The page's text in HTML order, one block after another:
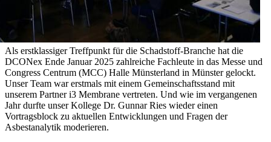
Als erstklassiger Treffpunkt für die Schadstoff-Branche hat die
DCONex Ende Januar 2025 zahlreiche Fachleute in das Messe und
Congress Centrum (MCC) Halle Münsterland in Münster gelockt.
Unser Team war erstmals mit einem Gemeinschaftsstand mit
unserem Partner i3 Membrane vertreten. Und wie im vergangenen
Jahr durfte unser Kollege Dr. Gunnar Ries wieder einen
Vortragsblock zu aktuellen Entwicklungen und Fragen der
Asbestanalytik moderieren.